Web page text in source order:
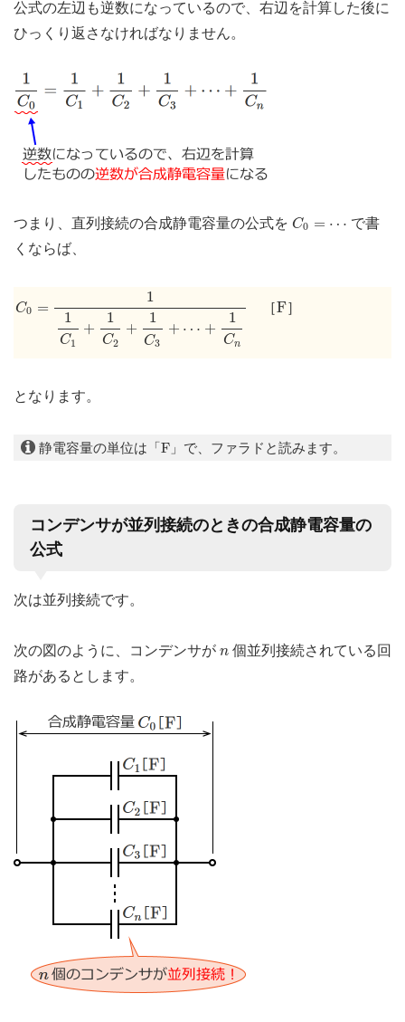
公式の左辺も逆数になっているので、右辺を計算した後に
ひっくり返さなければなりません。
つまり、直列接続の合成静電容量の公式を C0 = ⋯
C0
で書
くならば、
C0 =
1
1
C1
+
1
C2
+
1
C3
+ ⋯ +
1
Cn
3+
［F
F］
となります。
静電容量の単位は「F
F 」で、ファラドと読みます。
コンデンサが並列接続のときの合成静電容量の
公式
次は並列接続です。
次の図のように、コンデンサが n
n 個並列接続されている回
路があるとします。